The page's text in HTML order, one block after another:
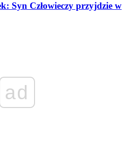
Syn Człowieczy przyjdzie w
ad